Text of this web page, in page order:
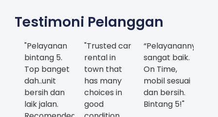
Testimoni Pelanggan
"Pelayanan
bintang 5.
Top banget
dah..unit
bersih dan
laik jalan.
"Trusted car
rental in
town that
has many
choices in
good
“Pelayanannya
sangat baik.
On Time,
mobil sesuai
dan bersih.
Bintang 5!"